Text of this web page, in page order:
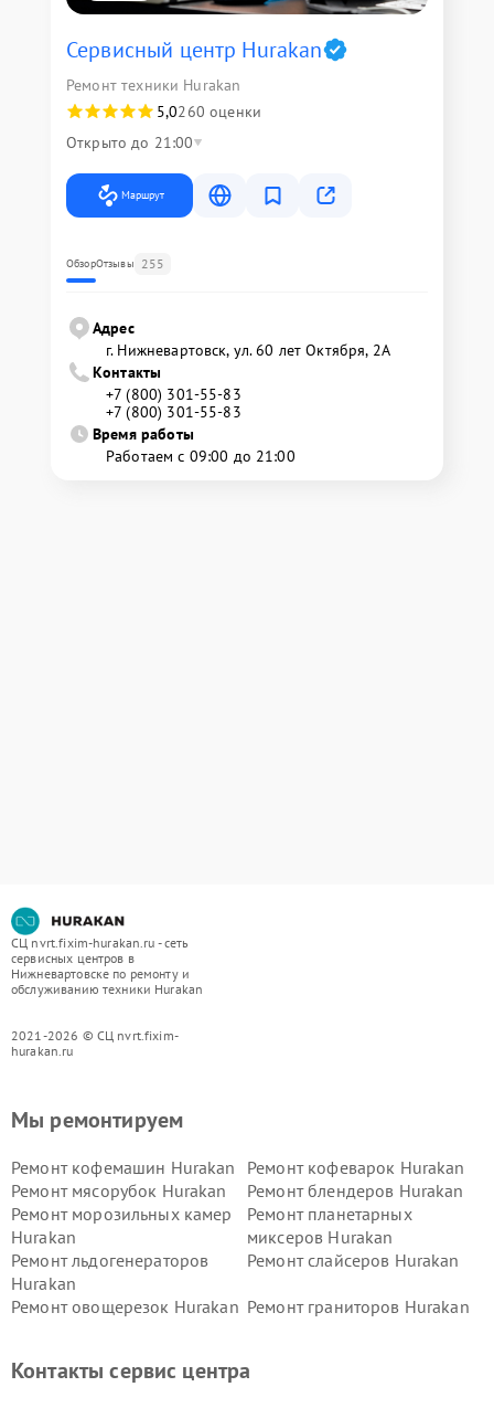
Сервисный центр Hurakan
Ремонт техники Hurakan
5,0260 оценки
Открыто до 21:00
Маршрут
ОбзорОтзывы 255
Адрес
г. Нижневартовск, ул. 60 лет Октября, 2А
Контакты
+7 (800) 301-55-83
+7 (800) 301-55-83
Время работы
Работаем с 09:00 до 21:00
СЦ nvrt.fixim-hurakan.ru - сеть
сервисных центров в
Нижневартовске по ремонту и
обслуживанию техники Hurakan
2021-2026 © СЦ nvrt.fixim-
hurakan.ru
Мы ремонтируем
Ремонт кофемашин Hurakan
Ремонт кофеварок Hurakan
Ремонт мясорубок Hurakan
Ремонт блендеров Hurakan
Ремонт морозильных камер
Hurakan
Ремонт планетарных
миксеров Hurakan
Ремонт льдогенераторов
Hurakan
Ремонт слайсеров Hurakan
Ремонт овощерезок Hurakan Ремонт граниторов Hurakan
Hurakan
Контакты сервис центра